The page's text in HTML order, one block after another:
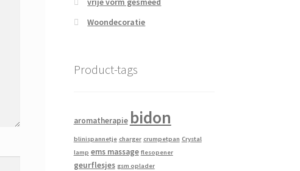
Woondecoratie
Product-tags
aromatherapie bidon
blinispannetje charger crumpetpan Crystal
lamp ems massage flesopener
geurflesjes gsm oplader